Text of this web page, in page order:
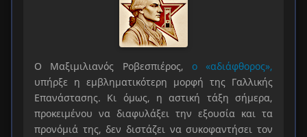
Ο Μαξιμιλιανός Ροβεσπιέρος, ο «αδιάφθορος»,
υπήρξε η εμβληματικότερη μορφή της Γαλλικής
Επανάστασης. Κι όμως, η αστική τάξη σήμερα,
προκειμένου να διαφυλάξει την εξουσία και τα
προνόμιά της, δεν διστάζει να συκοφαντήσει τον